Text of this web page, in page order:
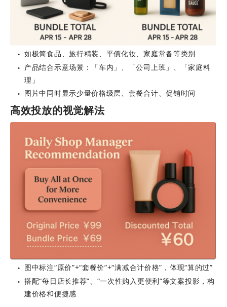
● 如极简食品、旅行精装、平價化妆、家庭常备等类别
●
产品结合示意场景：「车内」、「公司上班」、「家庭料
理」
● 图片中同时显示少量价格级层、套餐合计、促销时间
高效投放的视觉解法
● 图中标注“原价”+“套餐价”+“满减合计价格”，体现“算的过”
●
搭配“每日店长推荐”、“一次性购入更便利”等文案投影，构
建价格和便捷感